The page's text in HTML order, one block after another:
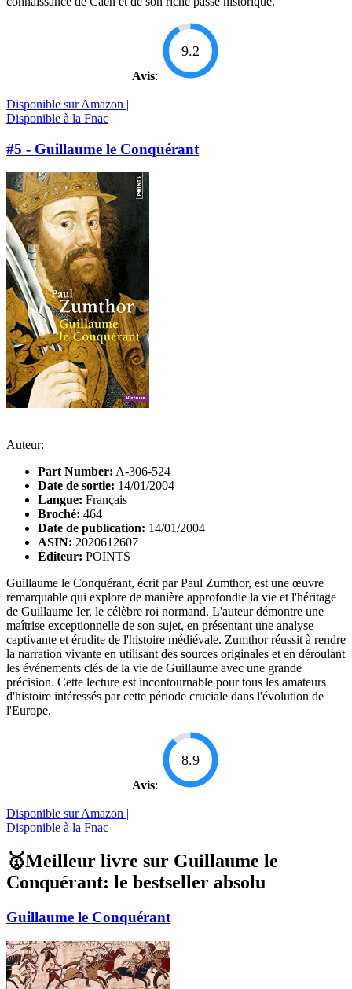
Avis:
9.2
Disponible sur Amazon |
Disponible à la Fnac
#5 - Guillaume le Conquérant
Auteur:
Part Number: A-306-524
Date de sortie: 14/01/2004
Langue: Français
Broché: 464
Date de publication: 14/01/2004
ASIN: 2020612607
Éditeur: POINTS
Guillaume le Conquérant, écrit par Paul Zumthor, est une œuvre
remarquable qui explore de manière approfondie la vie et l'héritage
de Guillaume Ier, le célèbre roi normand. L'auteur démontre une
maîtrise exceptionnelle de son sujet, en présentant une analyse
captivante et érudite de l'histoire médiévale. Zumthor réussit à rendre
la narration vivante en utilisant des sources originales et en déroulant
les événements clés de la vie de Guillaume avec une grande
précision. Cette lecture est incontournable pour tous les amateurs
d'histoire intéressés par cette période cruciale dans l'évolution de
l'Europe.
Avis:
8.9
Disponible sur Amazon |
Disponible à la Fnac
🥇Meilleur livre sur Guillaume le
Conquérant: le bestseller absolu
Guillaume le Conquérant